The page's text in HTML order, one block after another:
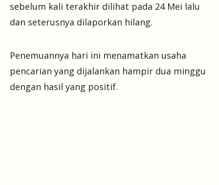
sebelum kali terakhir dilihat pada 24 Mei lalu
dan seterusnya dilaporkan hilang.
Penemuannya hari ini menamatkan usaha
pencarian yang dijalankan hampir dua minggu
dengan hasil yang positif.